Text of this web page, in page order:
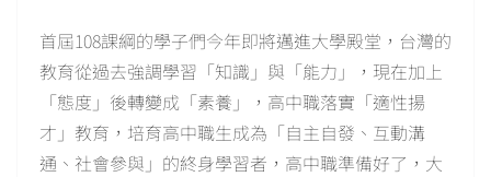
首屆108課綱的學子們今年即將邁進大學殿堂，台灣的
教育從過去強調學習「知識」與「能力」，現在加上
「態度」後轉變成「素養」，高中職落實「適性揚
才」教育，培育高中職生成為「自主自發、互動溝
通、社會參與」的終身學習者，高中職準備好了，大